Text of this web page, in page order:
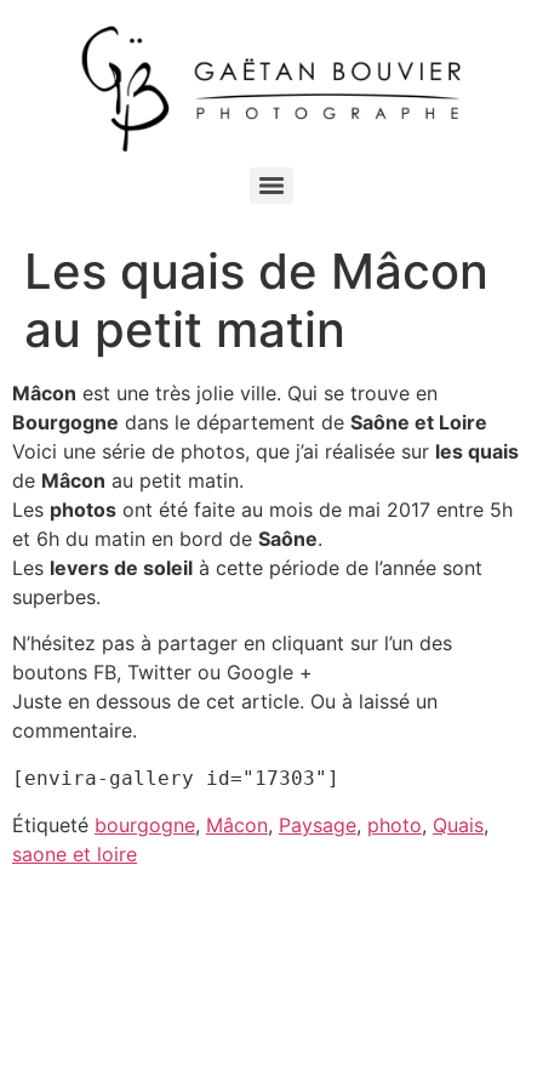
Les quais de Mâcon
au petit matin
Mâcon est une très jolie ville. Qui se trouve en
Bourgogne dans le département de Saône et Loire
Voici une série de photos, que j’ai réalisée sur les quais
de Mâcon au petit matin.
Les photos ont été faite au mois de mai 2017 entre 5h
et 6h du matin en bord de Saône.
Les levers de soleil à cette période de l’année sont
superbes.
N’hésitez pas à partager en cliquant sur l’un des
boutons FB, Twitter ou Google +
Juste en dessous de cet article. Ou à laissé un
commentaire.
[envira-gallery id="17303"]
Étiqueté bourgogne, Mâcon, Paysage, photo, Quais,
saone et loire